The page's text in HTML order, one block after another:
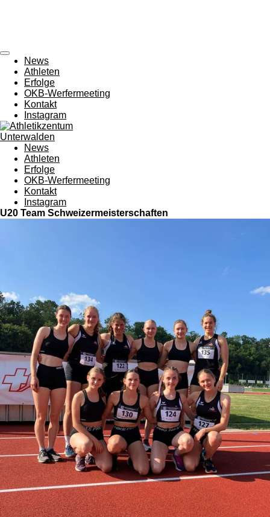
News
Athleten
Erfolge
OKB-Werfermeeting
Kontakt
Instagram
News
Athleten
Erfolge
OKB-Werfermeeting
Kontakt
Instagram
U20 Team Schweizermeisterschaften